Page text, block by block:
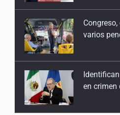
Sobre el cuerpo que anhela
28 de Marzo de 2026
La muerte en femenino
21 de Marzo de 2026
en crimen
Capturan